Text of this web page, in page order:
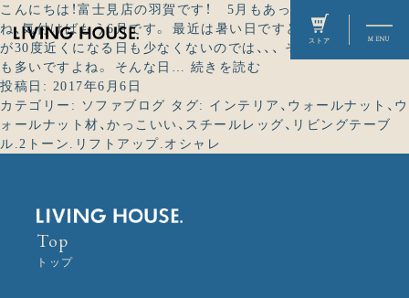
こんにちは！富士見店の羽賀です！ 5月もあっという間でした
ね、気付けばもう6月です。 最近は暑い日ですと日中などは気温
が30度近くになる日も少なくないのでは、、、 そのくらい暑い日
も多いですよね。 そんな日… 続きを読む
出
し
投稿日: 2017年6月6日
カテゴリー:
ソファブログ タグ: インテリア 、 ウォールナット 、 ウ
ォールナット材 、 かっこいい 、 スチールレッグ 、 リビングテーブ
ル.2トーン.リフトアップ.オシャレ
Top
トップ